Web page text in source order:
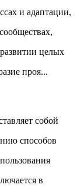
и адаптации,
целых
проя...
собой
способов
в